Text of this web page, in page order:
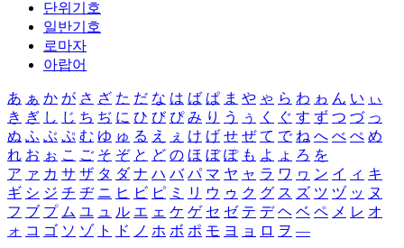
단위기호
일반기호
로마자
아랍어
あ ぁ か が さ ざ た だ な は ば ぱ ま や ゃ ら わ ゎ ん い ぃ
き ぎ し じ ち ぢ に ひ び ぴ み り う ぅ く ぐ す ず つ づ っ
ぬ ふ ぶ ぷ む ゆ ゅ る え ぇ け げ せ ぜ て で ね へ べ ぺ め
れ お ぉ こ ご そ ぞ と ど の ほ ぼ ぽ も よ ょ ろ を
ア ァ カ サ ザ タ ダ ナ ハ バ パ マ ヤ ャ ラ ワ ヮ ン イ ィ キ
ギ シ ジ チ ヂ ニ ヒ ビ ピ ミ リ ウ ゥ ク グ ス ズ ツ ヅ ッ ヌ
フ ブ プ ム ユ ュ ル エ ェ ケ ゲ セ ゼ テ デ ヘ ベ ペ メ レ オ
ォ コ ゴ ソ ゾ ト ド ノ ホ ボ ポ モ ヨ ョ ロ ヲ ―